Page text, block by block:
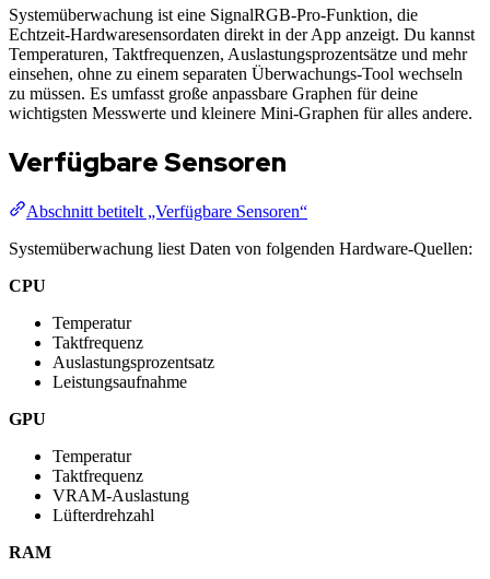
Systemüberwachung ist eine SignalRGB-Pro-Funktion, die
Echtzeit-Hardwaresensordaten direkt in der App anzeigt. Du kannst
Temperaturen, Taktfrequenzen, Auslastungsprozentsätze und mehr
einsehen, ohne zu einem separaten Überwachungs-Tool wechseln
zu müssen. Es umfasst große anpassbare Graphen für deine
wichtigsten Messwerte und kleinere Mini-Graphen für alles andere.
Verfügbare Sensoren
Abschnitt betitelt „Verfügbare Sensoren“
Systemüberwachung liest Daten von folgenden Hardware-Quellen:
CPU
Temperatur
Taktfrequenz
Auslastungsprozentsatz
Leistungsaufnahme
GPU
Temperatur
Taktfrequenz
VRAM-Auslastung
Lüfterdrehzahl
RAM